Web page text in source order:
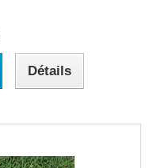
Détails